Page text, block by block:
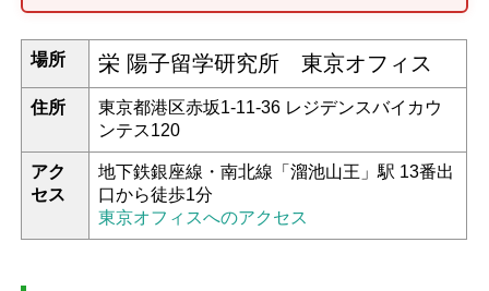
場所 栄 陽子留学研究所 東京オフィス
住所
東京都港区赤坂1-11-36 レジデンスバイカウ
ンテス120
アク
セス
地下鉄銀座線・南北線「溜池山王」駅 13番出
口から徒歩1分
東京オフィスへのアクセス